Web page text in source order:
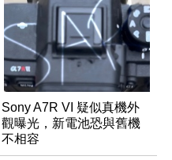
Sony A7R VI 疑似真機外
觀曝光，新電池恐與舊機
不相容